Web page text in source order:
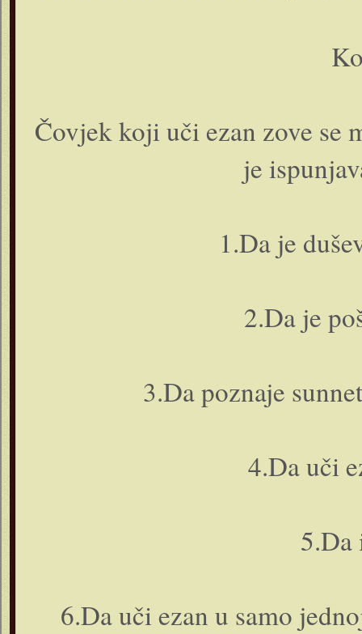
Čovjek koji uči ezan zove se
je
1.Da je
2.Da je
3.Da poznaje
4.Da uči
5.Da
6.Da uči ezan u samo